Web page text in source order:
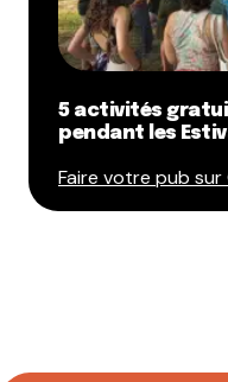
5 activités
pendant les
Faire votre pub